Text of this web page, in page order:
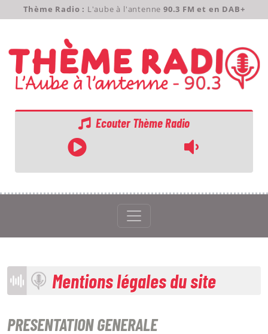
Thème Radio : L'aube à l'antenne 90.3 FM et en DAB+
Ecouter Thème Radio
Mentions légales du site
PRESENTATION GENERALE